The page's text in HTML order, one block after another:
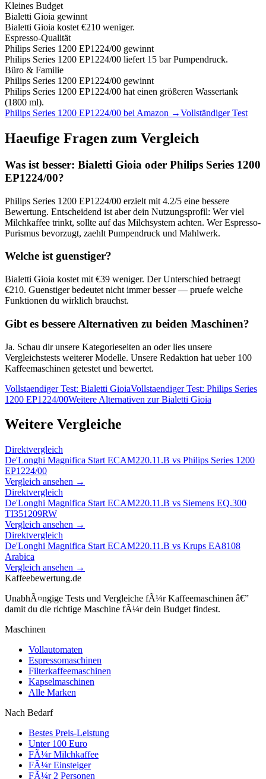
Kleines Budget
Bialetti Gioia gewinnt
Bialetti Gioia kostet €210 weniger.
Espresso-Qualität
Philips Series 1200 EP1224/00 gewinnt
Philips Series 1200 EP1224/00 liefert 15 bar Pumpendruck.
Büro & Familie
Philips Series 1200 EP1224/00 gewinnt
Philips Series 1200 EP1224/00 hat einen größeren Wassertank
(1800 ml).
Philips Series 1200 EP1224/00 bei Amazon →Vollständiger Test
Haeufige Fragen zum Vergleich
Was ist besser: Bialetti Gioia oder Philips Series 1200
EP1224/00?
Philips Series 1200 EP1224/00 erzielt mit 4.2/5 eine bessere
Bewertung. Entscheidend ist aber dein Nutzungsprofil: Wer viel
Milchkaffee trinkt, sollte auf das Milchsystem achten. Wer Espresso-
Purismus bevorzugt, zaehlt Pumpendruck und Mahlwerk.
Welche ist guenstiger?
Bialetti Gioia kostet mit €39 weniger. Der Unterschied betraegt
€210. Guenstiger bedeutet nicht immer besser — pruefe welche
Funktionen du wirklich brauchst.
Gibt es bessere Alternativen zu beiden Maschinen?
Ja. Schau dir unsere Kategorieseiten an oder lies unsere
Vergleichstests weiterer Modelle. Unsere Redaktion hat ueber 100
Kaffeemaschinen getestet und bewertet.
Vollstaendiger Test: Bialetti GioiaVollstaendiger Test: Philips Series
1200 EP1224/00Weitere Alternativen zurBialetti Gioia
Weitere Vergleiche
Direktvergleich
De'Longhi Magnifica Start ECAM220.11.B vs Philips Series 1200
EP1224/00
Vergleich ansehen →
Direktvergleich
De'Longhi Magnifica Start ECAM220.11.B vs Siemens EQ.300
TI351209RW
Vergleich ansehen →
Direktvergleich
De'Longhi Magnifica Start ECAM220.11.B vs Krups EA8108
Arabica
Vergleich ansehen →
Kaffeebewertung.de
UnabhÃ¤ngige Tests und Vergleiche fÃ¼r Kaffeemaschinen â€”
damit du die richtige Maschine fÃ¼r dein Budget findest.
Maschinen
Vollautomaten
Espressomaschinen
Filterkaffeemaschinen
Kapselmaschinen
Alle Marken
Nach Bedarf
Bestes Preis-Leistung
Unter 100 Euro
FÃ¼r Milchkaffee
FÃ¼r Einsteiger
FÃ¼r 2 Personen